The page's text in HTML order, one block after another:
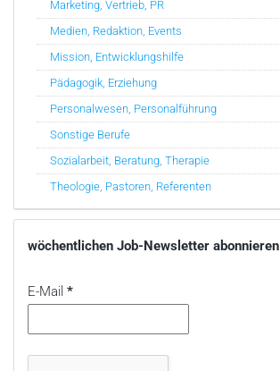
Marketing, Vertrieb, PR
Medien, Redaktion, Events
Mission, Entwicklungshilfe
Pädagogik, Erziehung
Personalwesen, Personalführung
Sonstige Berufe
Sozialarbeit, Beratung, Therapie
Theologie, Pastoren, Referenten
wöchentlichen Job-Newsletter abonnieren
E-Mail *